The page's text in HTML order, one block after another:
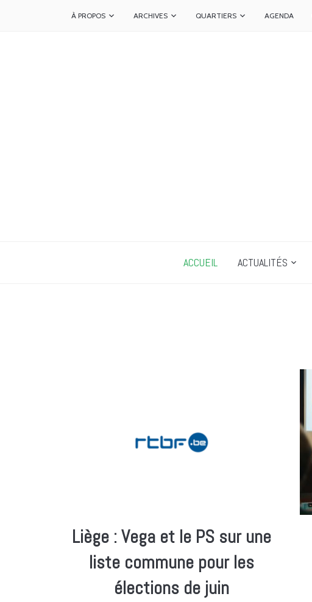
À PROPOS ARCHIVES QUARTIERS AGENDA
ACCUEIL ACTUALITÉS
Liège : Vega et le PS sur une
liste commune pour les
élections de juin